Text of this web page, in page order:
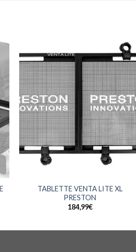
TABLETTE VENTA LITE XL
PRESTON
184,99€